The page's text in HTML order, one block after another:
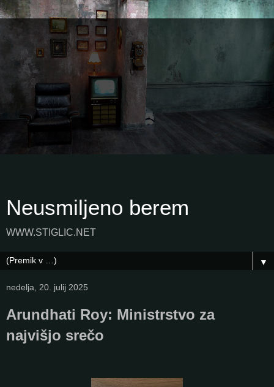
Neusmiljeno berem
WWW.STIGLIC.NET
▼
nedelja, 20. julij 2025
Arundhati Roy: Ministrstvo za
najvišjo srečo